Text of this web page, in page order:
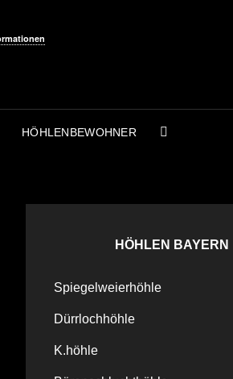
HÖHLENBEWOHNER
HÖHLEN BAYERN
Spiegelweierhöhle
Dürrlochhöhle
K.höhle